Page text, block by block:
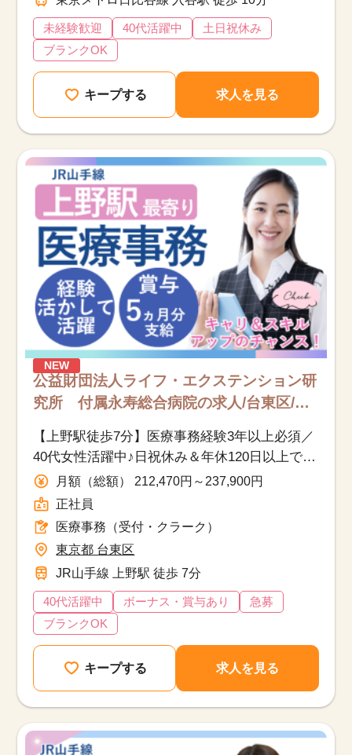
未経験歓迎 40代活躍中
土日祝休み
ブランクOK
キープする 求人を見る
NEW
公益財団法人ライフ・エクステンション研
究所 付属永寿総合病院の求人/台東区/医
【上野駅徒歩7分】医療事務経験3年以上必須／
40代女性活躍中♪日祝休み＆年休120日以上で働
きやすい正社員募集
月額（総額） 212,470円～237,900円
正社員
医療事務（受付・クラーク）
東京都 台東区
JR山手線 上野駅 徒歩 7分
40代活躍中 ボーナス・賞与あり
急募
ブランクOK
キープする 求人を見る
該当件数
17,050 件
他の条件を選択